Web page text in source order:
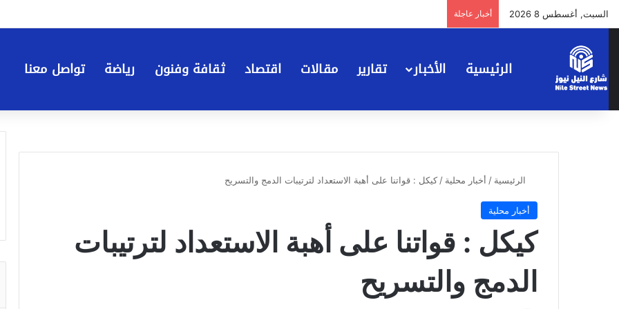
السبت, أغسطس 8 2026 أخبار عاجلة
الرئيسية الأخبار تقارير مقالات اقتصاد ثقافة وفنون رياضة تواصل معنا
الرئيسية / أخبار محلية / كيكل : قواتنا على أهبة الاستعداد لترتيبات الدمج والتسريح
أخبار محلية
كيكل : قواتنا على أهبة الاستعداد لترتيبات
الدمج والتسريح